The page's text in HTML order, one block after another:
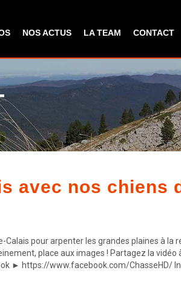
NOS ACTUS LA TEAM CONTACT
avec nos chiens
pour arpenter les grandes plaines à la
place aux images ! Partagez la vidéo
► https://www.facebook.com/ChasseHD/